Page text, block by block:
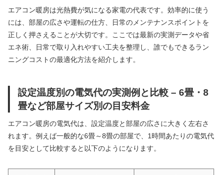
エアコン暖房は光熱費が気になる家電の代表です。効率的に使う
には、部屋の広さや運転の仕方、日常のメンテナンスポイントを
正しく押さえることが大切です。ここでは最新の実測データや省
エネ術、日常で取り入れやすい工夫を整理し、誰でもできるラン
ニングコストの最適化方法を紹介します。
設定温度別の電気代の実測例と比較 – 6畳・8
畳など部屋サイズ別の目安料金
エアコン暖房の電気代は、設定温度と部屋の広さに大きく左右さ
れます。例えば一般的な6畳～8畳の部屋で、1時間あたりの電気代
を目安として比較すると以下のようになります。